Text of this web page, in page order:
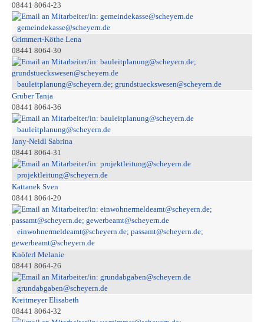
08441 8064-23
gemeindekasse@scheyern.de
Grimmert-Köthe Lena
08441 8064-30
bauleitplanung@scheyern.de; grundstueckswesen@scheyern.de
Gruber Tanja
08441 8064-36
bauleitplanung@scheyern.de
Jany-Neidl Sabrina
08441 8064-31
projektleitung@scheyern.de
Kattanek Sven
08441 8064-20
einwohnermeldeamt@scheyern.de; passamt@scheyern.de;
gewerbeamt@scheyern.de
Knöferl Melanie
08441 8064-26
grundabgaben@scheyern.de
Kreitmeyer Elisabeth
08441 8064-32